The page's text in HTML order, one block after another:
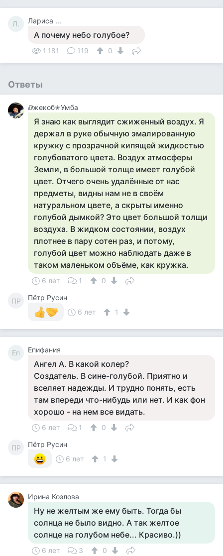
Л. Лариса ...
А почему небо голубое?
1 181 119 0
Ответы
ⅅжекоб✭Умба
Я знаю как выглядит сжиженный воздух. Я
держал в руке обычную эмалированную
кружку с прозрачной кипящей жидкостью
голубоватого цвета. Воздух атмосферы
Земли, в большой толще имеет голубой
цвет. Отчего очень удалённые от нас
предметы, видны нам не в своём
натуральном цвете, а скрыты именно
голубой дымкой? Это цвет большой толщи
воздуха. В жидком состоянии, воздух
плотнее в пару сотен раз, и потому,
голубой цвет можно наблюдать даже в
таком маленьком объёме, как кружка.
6 лет 1 0
ПР
Пётр Русин
6 лет
1
Еп Епифания
Ангел А. В какой колер?
Создатель. В сине-голубой. Приятно и
вселяет надежды. И трудно понять, есть
там впереди что-нибудь или нет. И как фон
хорошо - на нем все видать.
6 лет 1 0
ПР
Пётр Русин
6 лет
1
Ирина Козлова
Ну не желтым же ему быть. Тогда бы
солнца не было видно. А так желтое
солнце на голубом небе... Красиво.))
6 лет 3 0